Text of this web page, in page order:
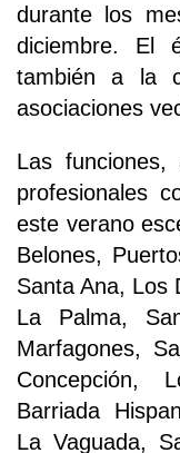
durante los
diciembre. El
también a la
asociaciones
Las
profesionales
este verano
Belones,
Santa Ana, Los
La Palma,
Marfagones,
Concepción,
Barriada
La Vaguada,